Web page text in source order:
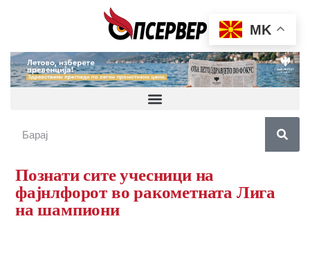
Познати сите учесници на
фајнлфорот во ракометната Лига
на шампиони
MK